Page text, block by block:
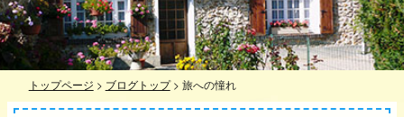
トップページ > ブログトップ> 旅への憧れ